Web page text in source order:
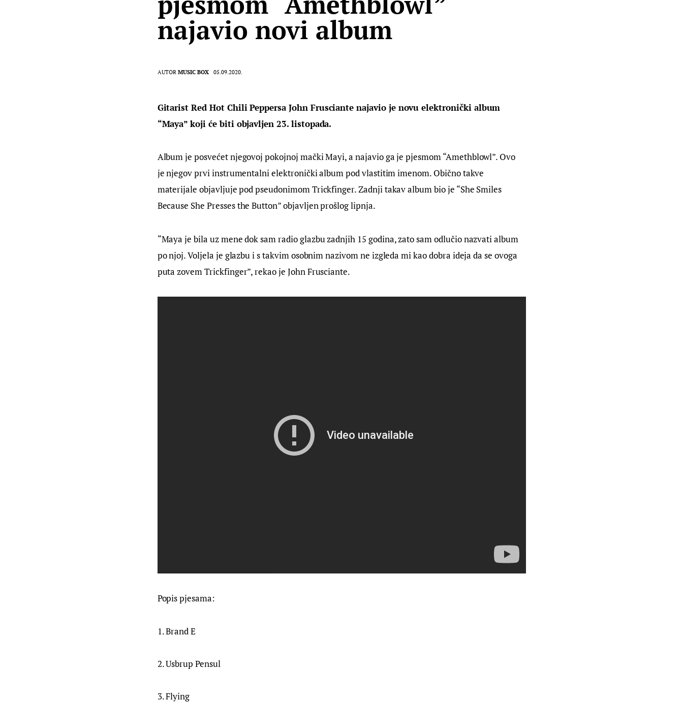
najavio novi album
AUTOR MUSIC BOX 05.09.2020.
Gitarist Red Hot Chili Peppersa John Frusciante najavio je novu elektronički album
“Maya” koji će biti objavljen 23. listopada.
Album je posvećet njegovoj pokojnoj mački Mayi, a najavio ga je pjesmom “Amethblowl”. Ovo
je njegov prvi instrumentalni elektronički album pod vlastitim imenom. Obično takve
materijale objavljuje pod pseudonimom Trickfinger. Zadnji takav album bio je “She Smiles
Because She Presses the Button” objavljen prošlog lipnja.
“Maya je bila uz mene dok sam radio glazbu zadnjih 15 godina, zato sam odlučio nazvati album
po njoj. Voljela je glazbu i s takvim osobnim nazivom ne izgleda mi kao dobra ideja da se ovoga
puta zovem Trickfinger”, rekao je John Frusciante.
Popis pjesama:
1. Brand E
2. Usbrup Pensul
3. Flying